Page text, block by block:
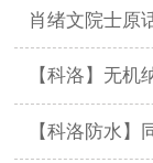
肖绪文院士原
【科洛】无
【科洛防水】